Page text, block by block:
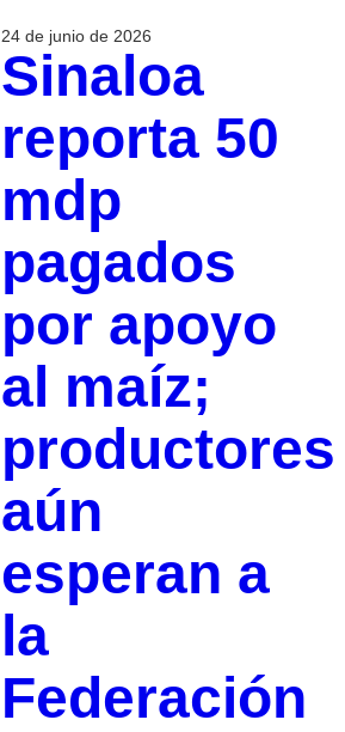
24 de junio de 2026
Sinaloa
reporta 50
mdp
pagados
por apoyo
al maíz;
productores
aún
esperan a
la
Federación